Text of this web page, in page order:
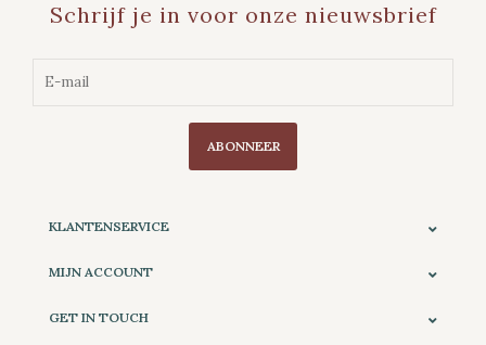
Schrijf je in voor onze nieuwsbrief
ABONNEER
KLANTENSERVICE
MIJN ACCOUNT
GET IN TOUCH